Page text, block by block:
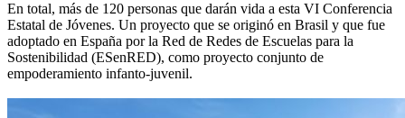
En total, más de 120 personas que darán vida a esta VI Conferencia
Estatal de Jóvenes. Un proyecto que se originó en Brasil y que fue
adoptado en España por la Red de Redes de Escuelas para la
Sostenibilidad (ESenRED), como proyecto conjunto de
empoderamiento infanto-juvenil.